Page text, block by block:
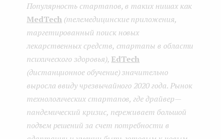
k
n
Популярность стартапов, в таких нишах как
MedTech (телемедицинские приложения,
таргетированный поиск новых
лекарственных средств, стартапы в области
психического здоровья), EdTech
(дистанционное обучение) значительно
выросла ввиду чрезвычайного 2020 года. Рынок
технологических стартапов, где драйвер —
пандемический кризис, переживает большой
подъем решений за счет потребности в